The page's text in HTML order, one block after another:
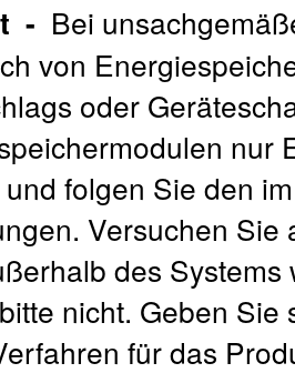
- Bei
von
oder
nur
folgen Sie den
Versuchen
des
nicht. Geben
für das